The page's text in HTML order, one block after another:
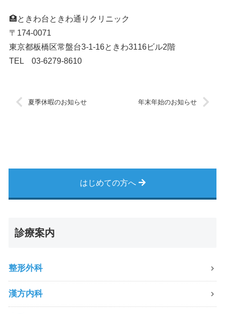
🏥ときわ台ときわ通りクリニック
〒174-0071
東京都板橋区常盤台3-1-16ときわ3116ビル2階
TEL 03-6279-8610
夏季休暇のお知らせ 年末年始のお知らせ
はじめての方へ
診療案内
整形外科
漢方内科